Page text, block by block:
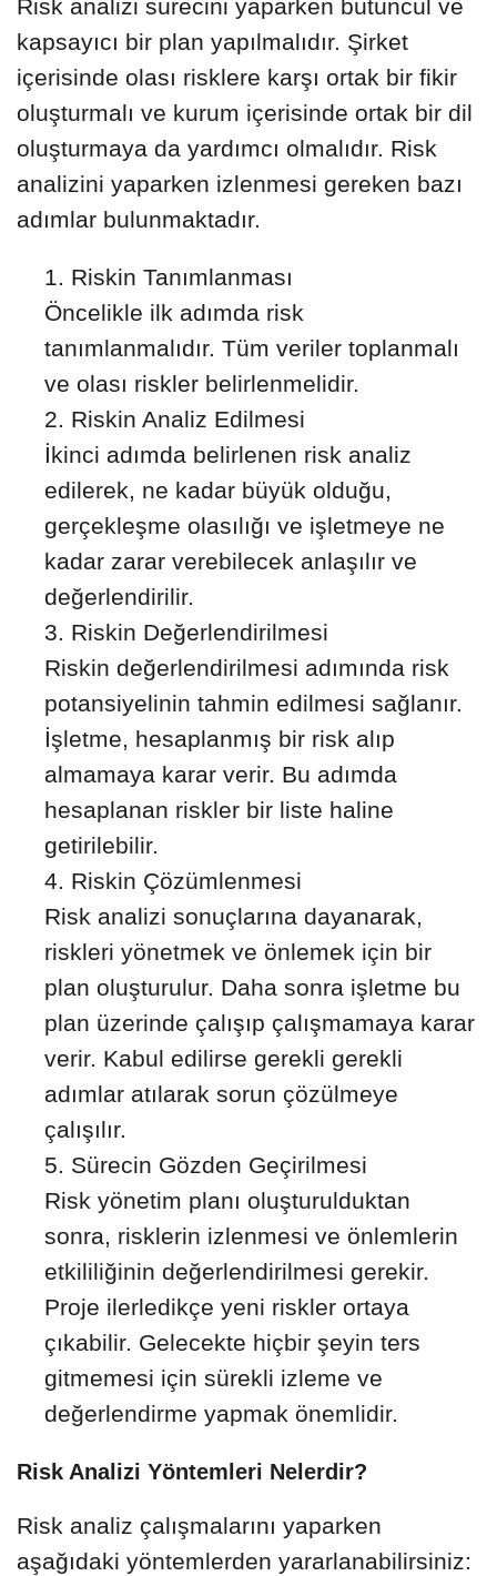
Risk analizi sürecini yaparken bütüncül ve
kapsayıcı bir plan yapılmalıdır. Şirket
içerisinde olası risklere karşı ortak bir fikir
oluşturmalı ve kurum içerisinde ortak bir dil
oluşturmaya da yardımcı olmalıdır. Risk
analizini yaparken izlenmesi gereken bazı
adımlar bulunmaktadır.
Riskin Tanımlanması
Öncelikle ilk adımda risk
tanımlanmalıdır. Tüm veriler toplanmalı
ve olası riskler belirlenmelidir.
Riskin Analiz Edilmesi
İkinci adımda belirlenen risk analiz
edilerek, ne kadar büyük olduğu,
gerçekleşme olasılığı ve işletmeye ne
kadar zarar verebilecek anlaşılır ve
değerlendirilir.
Riskin Değerlendirilmesi
Riskin değerlendirilmesi adımında risk
potansiyelinin tahmin edilmesi sağlanır.
İşletme, hesaplanmış bir risk alıp
almamaya karar verir. Bu adımda
hesaplanan riskler bir liste haline
getirilebilir.
Riskin Çözümlenmesi
Risk analizi sonuçlarına dayanarak,
riskleri yönetmek ve önlemek için bir
plan oluşturulur. Daha sonra işletme bu
plan üzerinde çalışıp çalışmamaya karar
verir. Kabul edilirse gerekli gerekli
adımlar atılarak sorun çözülmeye
çalışılır.
Sürecin Gözden Geçirilmesi
Risk yönetim planı oluşturulduktan
sonra, risklerin izlenmesi ve önlemlerin
etkililiğinin değerlendirilmesi gerekir.
Proje ilerledikçe yeni riskler ortaya
çıkabilir. Gelecekte hiçbir şeyin ters
gitmemesi için sürekli izleme ve
değerlendirme yapmak önemlidir.
Risk Analizi Yöntemleri Nelerdir?
Risk analiz çalışmalarını yaparken
aşağıdaki yöntemlerden yararlanabilirsiniz: